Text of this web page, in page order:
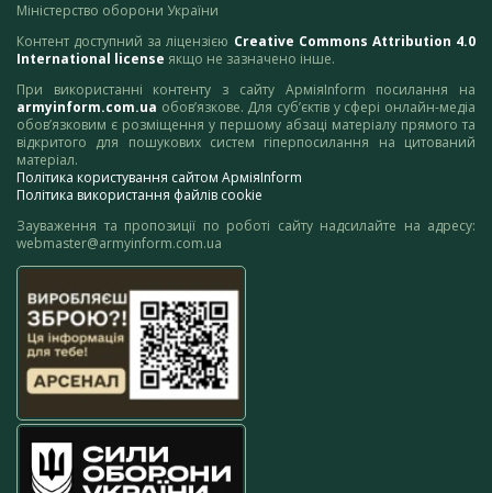
Міністерство оборони України
Контент доступний за ліцензією Creative Commons Attribution 4.0
International license якщо не зазначено інше.
При використанні контенту з сайту АрміяInform посилання на
armyinform.com.ua обов’язкове. Для суб’єктів у сфері онлайн-медіа
обов’язковим є розміщення у першому абзаці матеріалу прямого та
відкритого для пошукових систем гіперпосилання на цитований
матеріал.
Політика користування сайтом АрміяInform
Політика використання файлів cookie
Зауваження та пропозиції по роботі сайту надсилайте на адресу:
webmaster@armyinform.com.ua